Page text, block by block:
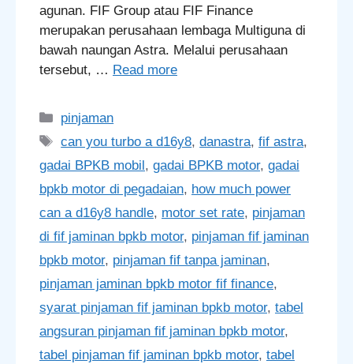
agunan. FIF Group atau FIF Finance
merupakan perusahaan lembaga Multiguna di
bawah naungan Astra. Melalui perusahaan
tersebut, … Read more
Categories
pinjaman
Tags
can you turbo a d16y8,danastra,fif astra,
gadai BPKB mobil , gadai BPKB motor, gadai
bpkb motor di pegadaian, how much power
can a d16y8 handle, motor set rate, pinjaman
di fif jaminan bpkb motor, pinjaman fif jaminan
bpkb motor, pinjaman fif tanpa jaminan,
pinjaman jaminan bpkb motor fif finance,
syarat pinjaman fif jaminan bpkb motor, tabel
angsuran pinjaman fif jaminan bpkb motor,
tabel pinjaman fif jaminan bpkb motor, tabel